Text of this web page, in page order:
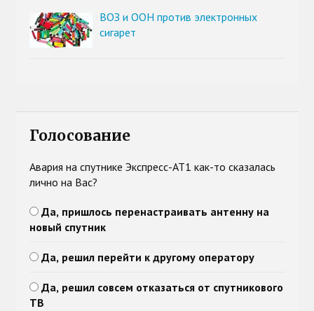
ВОЗ и ООН против электронных
сигарет
Голосование
Авария на спутнике Экспресс-АТ1 как-то сказалась
лично на Вас?
Да, пришлось перенастраивать антенну на
новый спутник
Да, решил перейти к другому оператору
Да, решил совсем отказаться от спутникового
ТВ